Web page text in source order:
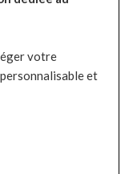
votre
et